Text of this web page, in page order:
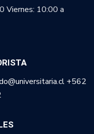
Viernes: 10:00 a
+562